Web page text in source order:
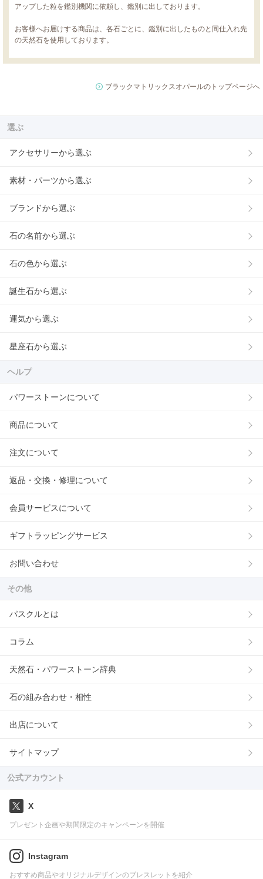
アップした粒を鑑別機関に依頼し、鑑別に出しております。
お客様へお届けする商品は、各石ごとに、鑑別に出したものと同仕入れ先
の天然石を使用しております。
ブラックマトリックスオパールのトップページへ
選ぶ
アクセサリーから選ぶ
素材・パーツから選ぶ
ブランドから選ぶ
石の名前から選ぶ
石の色から選ぶ
誕生石から選ぶ
運気から選ぶ
星座石から選ぶ
ヘルプ
パワーストーンについて
商品について
注文について
返品・交換・修理について
会員サービスについて
ギフトラッピングサービス
お問い合わせ
その他
パスクルとは
コラム
天然石・パワーストーン辞典
石の組み合わせ・相性
出店について
サイトマップ
公式アカウント
X
プレゼント企画や期間限定のキャンペーンを開催
Instagram
おすすめ商品やオリジナルデザインのブレスレットを紹介